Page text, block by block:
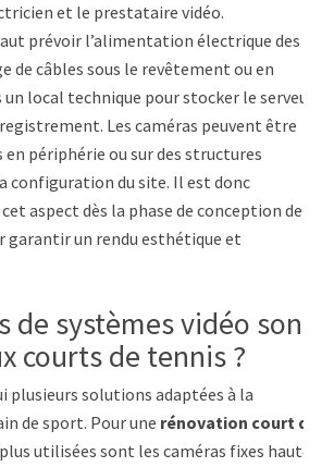
et le prestataire vidéo.
prévoir l’alimentation électrique des
de câbles sous le revêtement ou en
local technique pour stocker le serveur
Les caméras peuvent être
en périphérie ou sur des structures
configuration du site. Il est donc
aspect dès la phase de conception de
garantir un rendu esthétique et
de systèmes vidéo sont
courts de tennis ?
plusieurs solutions adaptées à la
de sport. Pour une rénovation court de
utilisées sont les caméras fixes haute